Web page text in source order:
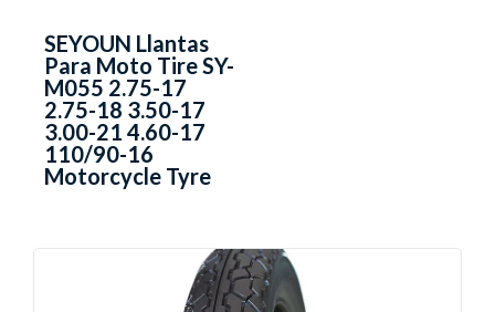
SEYOUN Llantas
Para Moto Tire SY-
M055 2.75-17
2.75-18 3.50-17
3.00-21 4.60-17
110/90-16
Motorcycle Tyre